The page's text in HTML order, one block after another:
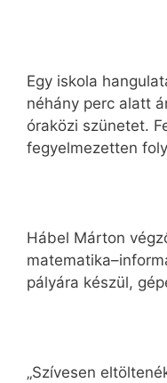
Egy iskola
néhány perc alatt
óraközi szünetet.
fegyelmezetten
Hábel Márton
pályára készül,
„Szívesen